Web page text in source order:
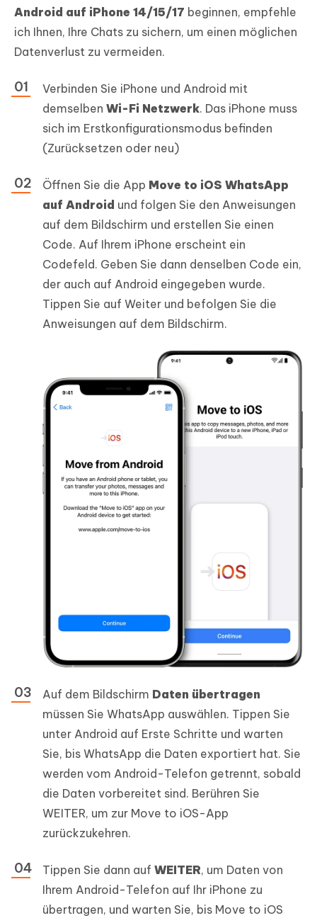
Android auf iPhone 14/15/17 beginnen, empfehle
ich Ihnen, Ihre Chats zu sichern, um einen möglichen
Datenverlust zu vermeiden.
Verbinden Sie iPhone und Android mit
demselben Wi-Fi Netzwerk. Das iPhone muss
sich im Erstkonfigurationsmodus befinden
(Zurücksetzen oder neu)
Öffnen Sie die App Move to iOS WhatsApp
auf Android und folgen Sie den Anweisungen
auf dem Bildschirm und erstellen Sie einen
Code. Auf Ihrem iPhone erscheint ein
Codefeld. Geben Sie dann denselben Code ein,
der auch auf Android eingegeben wurde.
Tippen Sie auf Weiter und befolgen Sie die
Anweisungen auf dem Bildschirm.
Auf dem Bildschirm Daten übertragen
müssen Sie WhatsApp auswählen. Tippen Sie
unter Android auf Erste Schritte und warten
Sie, bis WhatsApp die Daten exportiert hat. Sie
werden vom Android-Telefon getrennt, sobald
die Daten vorbereitet sind. Berühren Sie
WEITER, um zur Move to iOS-App
zurückzukehren.
Tippen Sie dann auf WEITER, um Daten von
Ihrem Android-Telefon auf Ihr iPhone zu
übertragen, und warten Sie, bis Move to iOS